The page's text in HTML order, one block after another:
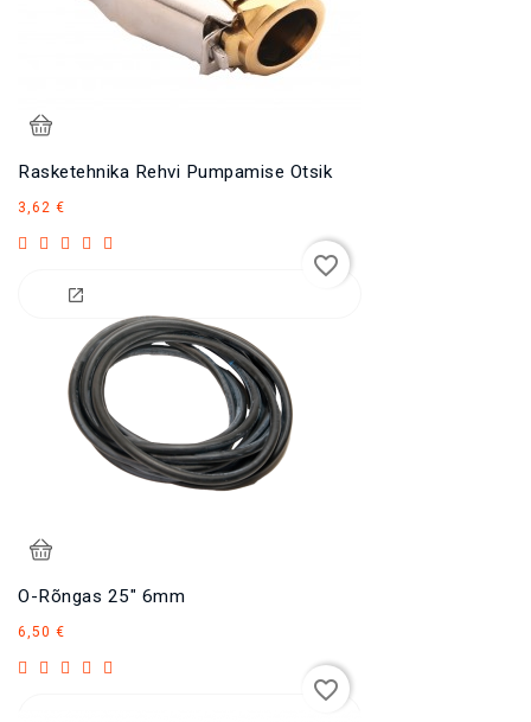
Rasketehnika Rehvi Pumpamise Otsik
3,62 €
O-Rõngas 25" 6mm
6,50 €
favorite_border
favorite_border